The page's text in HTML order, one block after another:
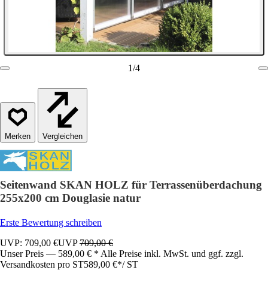
1/4
Vergleichen
Seitenwand SKAN HOLZ für Terrassenüberdachung
255x200 cm Douglasie natur
Erste Bewertung schreiben
UVP: 709,00 €UVP709,00 €
Unser Preis — 589,00 € * Alle Preise inkl. MwSt. und ggf. zzgl.
Versandkosten pro ST589,00 €*/ ST